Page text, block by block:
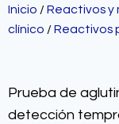
Inicio / Reactivos y
clínico / Reactivos
Prueba de
detección